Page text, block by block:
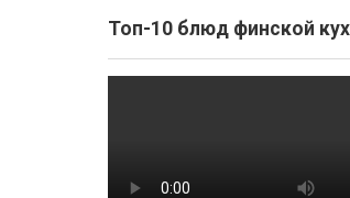
Топ-10 блюд финской